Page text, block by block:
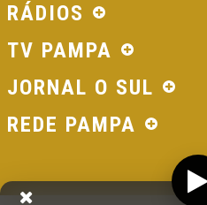
RÁDIOS
TV PAMPA
JORNAL O SUL
REDE PAMPA